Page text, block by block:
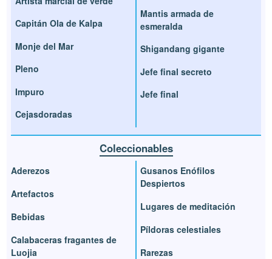
Capitán Ola de Kalpa
Monje del Mar
Pleno
Impuro
Cejasdoradas
Mantis armada de
esmeralda
Shigandang gigante
Jefe final secreto
Jefe final
Coleccionables
Aderezos
Artefactos
Bebidas
Calabaceras fragantes de
Luojia
Gusanos Enófilos
Despiertos
Lugares de meditación
Píldoras celestiales
Rarezas